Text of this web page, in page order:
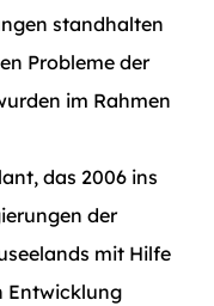
standhalten
Probleme der
im Rahmen
das 2006 ins
der
mit Hilfe
Entwicklung